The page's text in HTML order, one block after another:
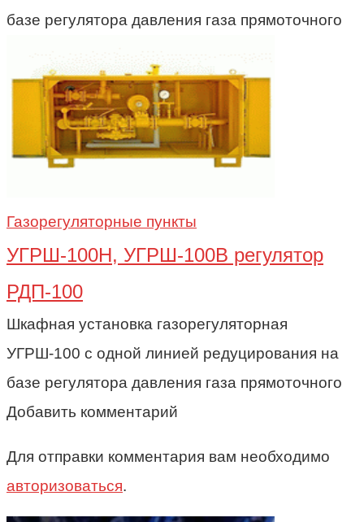
базе регулятора давления газа прямоточного
Газорегуляторные пункты
УГРШ-100Н, УГРШ-100В регулятор
РДП-100
Шкафная установка газорегуляторная
УГРШ-100 с одной линией редуцирования на
базе регулятора давления газа прямоточного
Добавить комментарий
Для отправки комментария вам необходимо
авторизоваться.